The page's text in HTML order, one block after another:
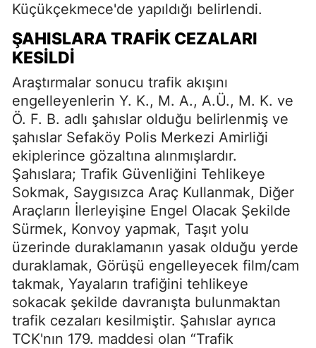
Küçükçekmece'de yapıldığı belirlendi.
ŞAHISLARA TRAFIK CEZALARI
KESILDI
Araştırmalar sonucu trafik akışını
engelleyenlerin Y. K., M. A., A.Ü., M. K. ve
Ö. F. B. adlı şahıslar olduğu belirlenmiş ve
şahıslar Sefaköy Polis Merkezi Amirliği
ekiplerince gözaltına alınmışlardır.
Şahıslara; Trafik Güvenliğini Tehlikeye
Sokmak, Saygısızca Araç Kullanmak, Diğer
Araçların İlerleyişine Engel Olacak Şekilde
Sürmek, Konvoy yapmak, Taşıt yolu
üzerinde duraklamanın yasak olduğu yerde
duraklamak, Görüşü engelleyecek film/cam
takmak, Yayaların trafiğini tehlikeye
sokacak şekilde davranışta bulunmaktan
trafik cezaları kesilmiştir. Şahıslar ayrıca
TCK'nın 179. maddesi olan “Trafik